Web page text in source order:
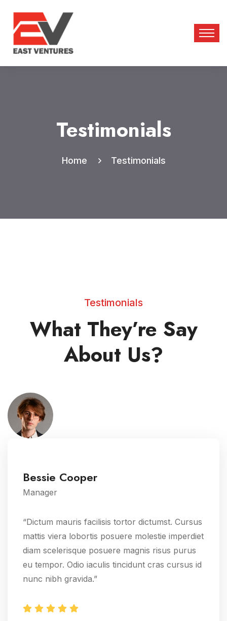
Testimonials
Home Testimonials
Testimonials
What They’re Say
About Us?
Bessie Cooper
Manager
“Dictum mauris facilisis tortor dictumst. Cursus
mattis viera lobortis posuere molestie imperdiet
diam scelerisque posuere magnis risus purus
eu tempor. Odio iaculis tincidunt cras cursus id
nunc nibh gravida.”